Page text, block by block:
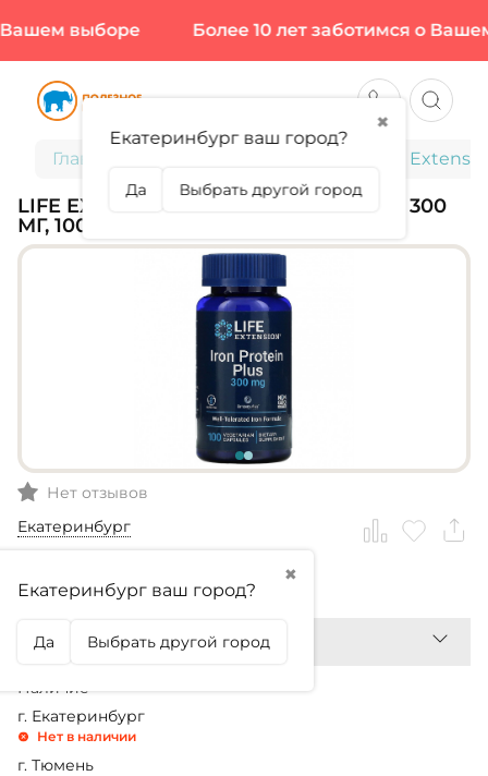
выборе Более 10 лет заботимся о Вашем
Главная Life
LIFE EXTENSION, IRON PROTEIN PLUS 300
МГ, 100 КАПС (100 ПОРЦИЙ)
Нет отзывов
Екатеринбург
✖
Екатеринбург ваш город?
Да Выбрать другой город
2 799,99₽
Наличие
г. Екатеринбург
Нет в наличии
г. Тюмень
✖
Екатеринбург ваш город?
Да Выбрать другой город